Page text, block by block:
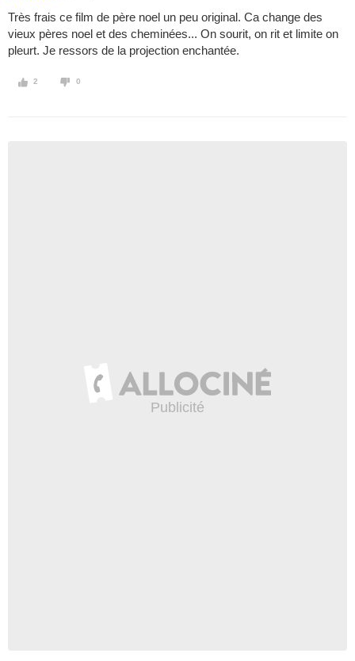
Très frais ce film de père noel un peu original. Ca change des
vieux pères noel et des cheminées... On sourit, on rit et limite on
pleurt. Je ressors de la projection enchantée.
2 0